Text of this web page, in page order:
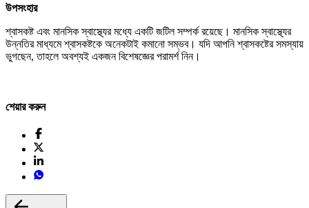
উপসংহার
শ্বাসকষ্ট এবং মানসিক স্বাস্থ্যের মধ্যে একটি জটিল সম্পর্ক রয়েছে। মানসিক স্বাস্থ্যের
উন্নতির মাধ্যমে শ্বাসকষ্টকে অনেকটাই কমানো সম্ভব। যদি আপনি শ্বাসকষ্টের সমস্যায়
ভুগছেন, তাহলে অবশ্যই একজন বিশেষজ্ঞের পরামর্শ নিন।
শেয়ার করুন